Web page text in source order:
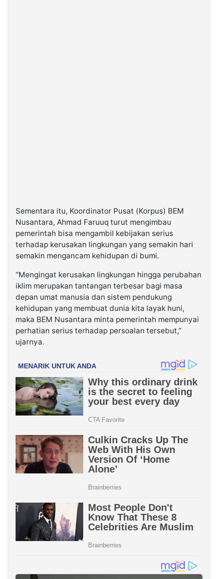
Sementara itu, Koordinator Pusat (Korpus) BEM
Nusantara, Ahmad Faruuq turut mengimbau
pemerintah bisa mengambil kebijakan serius
terhadap kerusakan lingkungan yang semakin hari
semakin mengancam kehidupan di bumi.
“Mengingat kerusakan lingkungan hingga perubahan
iklim merupakan tantangan terbesar bagi masa
depan umat manusia dan sistem pendukung
kehidupan yang membuat dunia kita layak huni,
maka BEM Nusantara minta pemerintah mempunyai
perhatian serius terhadap persoalan tersebut,”
ujarnya.